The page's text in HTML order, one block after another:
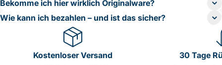
Bekomme ich hier wirklich Originalware?
Wie kann ich bezahlen – und ist das sicher?
Kostenloser Versand 30 Tage